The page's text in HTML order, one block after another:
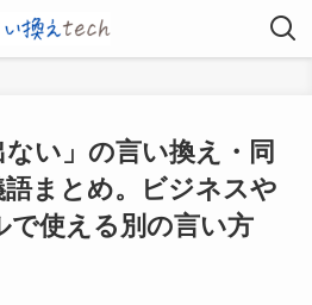
ない」の言い換え・同
語まとめ。ビジネスや
で使える別の言い方